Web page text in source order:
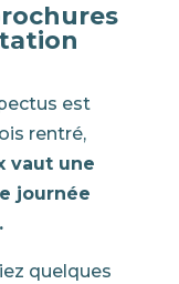
est
rentré,
vaut une
journée
quelques